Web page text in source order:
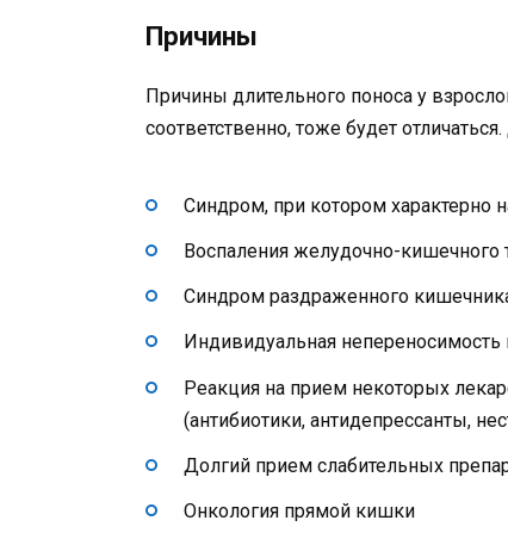
Причины
Причины длительного поноса у
соответственно, тоже будет
Синдром, при котором характерно
Воспаления желудочно-кишечного
Синдром раздраженного
Индивидуальная
Реакция на прием некоторых
(антибиотики, антидепрессанты,
Долгий прием слабительных
Онкология прямой кишки